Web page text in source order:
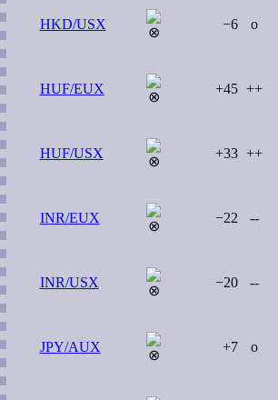
HKD/USX −6 o
HUF/EUX +45 ++
HUF/USX +33 ++
INR/EUX −22 --
INR/USX −20 --
JPY/AUX +7 o